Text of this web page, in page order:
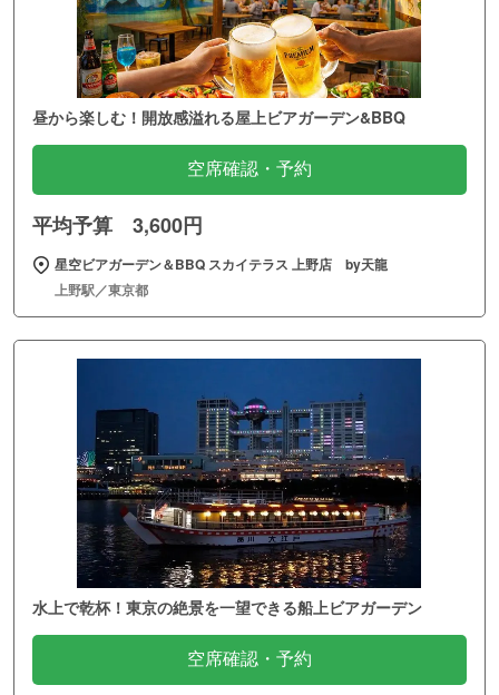
昼から楽しむ！開放感溢れる屋上ビアガーデン&BBQ
空席確認・予約
平均予算 3,600円
星空ビアガーデン＆BBQ スカイテラス 上野店 by天龍
上野駅／東京都
水上で乾杯！東京の絶景を一望できる船上ビアガーデン
空席確認・予約